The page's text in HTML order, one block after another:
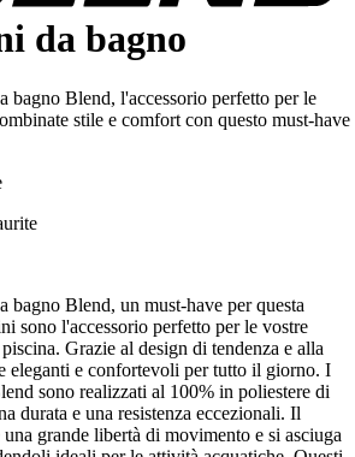
da bagno
bagno Blend, l'accessorio perfetto per le
stile e comfort con questo must-have
bagno Blend, un must-have per questa
sono l'accessorio perfetto per le vostre
Grazie al design di tendenza e alla
eleganti e confortevoli per tutto il giorno. I
sono realizzati al 100% in poliestere di
durata e una resistenza eccezionali. Il
una grande libertà di movimento e si asciuga